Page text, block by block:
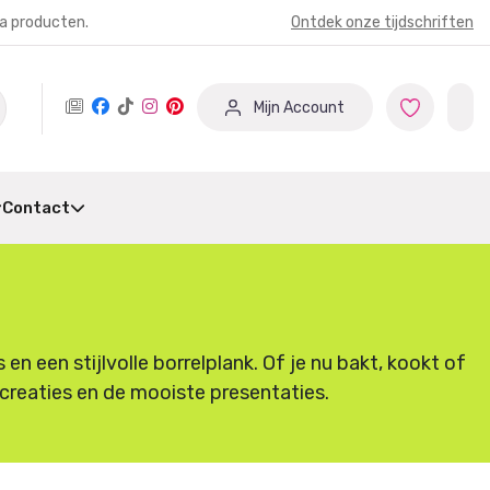
producten. Ontdek onze tijdschriften
Mijn Account
Contact
en een stijlvolle borrelplank. Of je nu bakt, kookt of
en de mooiste presentaties.